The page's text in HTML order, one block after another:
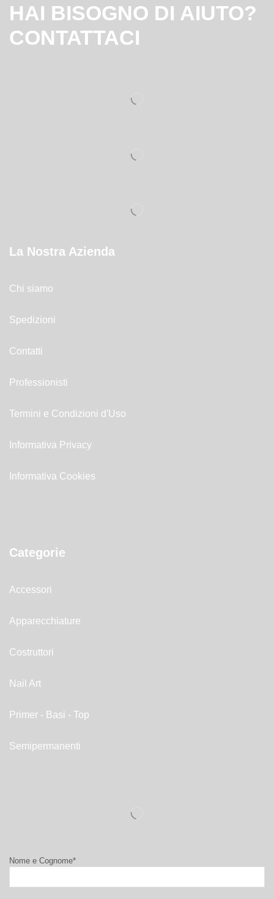
HAI BISOGNO DI AIUTO?
CONTATTACI
La Nostra Azienda
Chi siamo
Spedizioni
Contatti
Professionisti
Termini e Condizioni d'Uso
Informativa Privacy
Informativa Cookies
Categorie
Accessori
Apparecchiature
Costruttori
Nail Art
Primer - Basi - Top
Semipermanenti
Nome e Cognome*